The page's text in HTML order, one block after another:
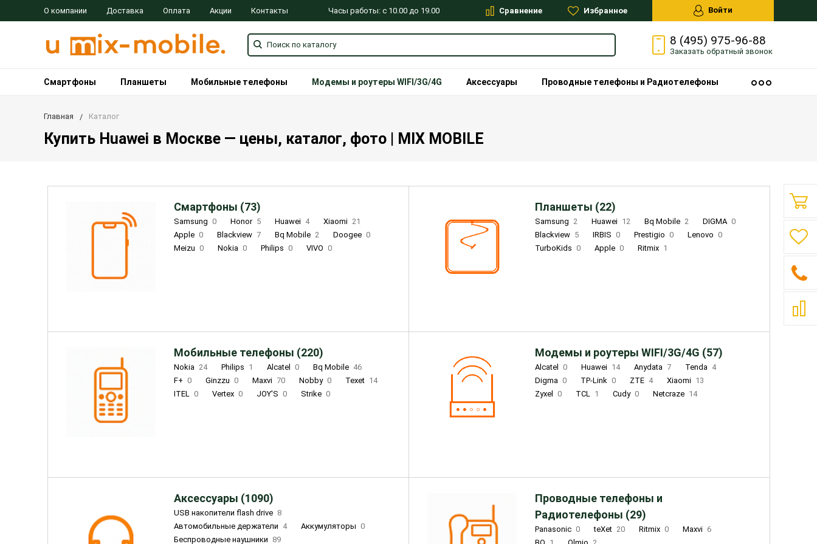
О компании Доставка Оплата Акции Контакты Часы работы: с 10.00 до 19.00 Сравнение Избранное Войти
8 (495) 975-96-88
Заказать обратный звонок
Смартфоны Планшеты Мобильные телефоны Модемы и роутеры WIFI/3G/4G Аксессуары Проводные телефоны и Радиотелефоны
Главная Каталог
Купить Huawei в Москве — цены, каталог, фото | MIX MOBILE
Смартфоны (73)
Samsung 0 Honor 5 Huawei 4 Xiaomi 21
Apple 0 Blackview 7 Bq Mobile 2 Doogee 0
Meizu 0 Nokia 0 Philips 0 VIVO 0
Планшеты (22)
Samsung 2 Huawei 12 Bq Mobile 2 DIGMA 0
Blackview 5 IRBIS 0 Prestigio 0 Lenovo 0
TurboKids 0 Apple 0 Ritmix 1
Мобильные телефоны (220)
Nokia 24 Philips 1 Alcatel 0 Bq Mobile 46
F+ 0 Ginzzu 0 Maxvi 70 Nobby 0 Texet 14
ITEL 0 Vertex 0 JOY'S 0 Strike 0
Модемы и роутеры WIFI/3G/4G (57)
Alcatel 0 Huawei 14 Anydata 7 Tenda 4
Digma 0 TP-Link 0 ZTE 4 Xiaomi 13
Zyxel
0 TCL 1 Cudy 0 Netcraze 14
Аксессуары (1090)
USB накопители flash drive 8
Автомобильные держатели 4 Аккумуляторы 0
Беспроводные наушники 89
Проводные телефоны и
Радиотелефоны (29)
Panasonic 0 teXet 20 Ritmix 0 Maxvi 6